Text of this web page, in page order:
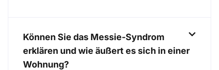
Können Sie das Messie-Syndrom
erklären und wie äußert es sich in einer
Wohnung?